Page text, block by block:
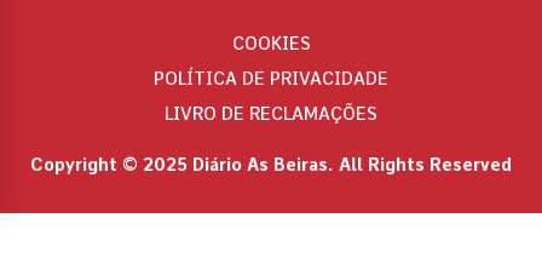
Copyright © 2025 Diário As Beiras. All Rights Reserved
COOKIES
POLÍTICA DE PRIVACIDADE
LIVRO DE RECLAMAÇÕES